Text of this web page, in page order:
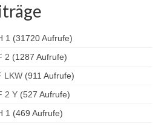
TLF 16/24 Tr
LKW
KLAF
1 (31720 Aufrufe)
2 (1287 Aufrufe)
LKW (911 Aufrufe)
2 Y (527 Aufrufe)
1 (469 Aufrufe)